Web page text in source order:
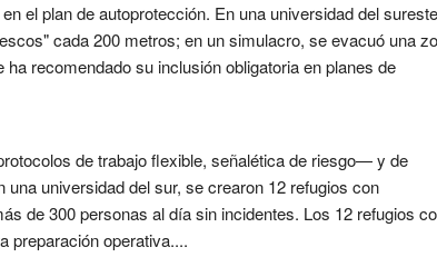
el plan de autoprotección. En una universidad del
cada 200 metros; en un simulacro, se evacuó una
recomendado su inclusión obligatoria en planes de
de trabajo flexible, señalética de riesgo— y de
universidad del sur, se crearon 12 refugios con
de 300 personas al día sin incidentes. Los 12 refugios
preparación operativa....